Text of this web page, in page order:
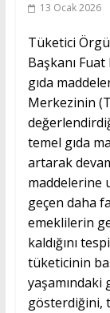
13 Ocak 2026
Tüketici
Başkanı
gıda
Merkezinin
temel gıda
artarak
maddelerine
geçen daha
emeklilerin
kaldığını
tüketicinin
gösterdiğini,